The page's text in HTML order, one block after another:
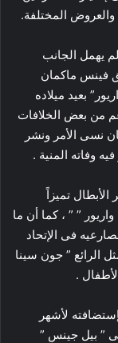
والعروض المختلفة.
يهمل الجانب
فينس ماكمان
بعيد ميلاده
من بعض الخلافات
نسى الأمر ونشر
وفاته المنية .
تميزاً
” ” ، كما أن ما
فى الإتحاد
الرائع ” جون سينا
.
لأشهر
” بيل جينس ”